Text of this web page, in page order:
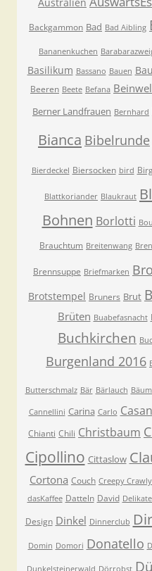
Australien
Backgammon Bad Bad Aibling
Bananenkuchen
Basilikum Bassano Bauen
Beeren Beete Befana
Berner Landfrauen Bernhard
Bianca Bibelrunde
Bierdeckel Biersocken bird
Blattkoriander Blaukraut
Bohnen Borlotti
Brauchtum Breitenwang
Brennsuppe Briefmarken
Brotstempel Bruners Brut
Brüten Buabefasnacht
Buchkirchen
Burgenland 2016
Butterschmalz Bär Bärlauch
Cannellini Carina Carlo
Chianti Chili Christbaum
Cipollino Cittaslow
Cortona Couch Creepy Crawly
dasKaffee Datteln David
Design Dinkel Dinnerclub
Domin Domori Donatello